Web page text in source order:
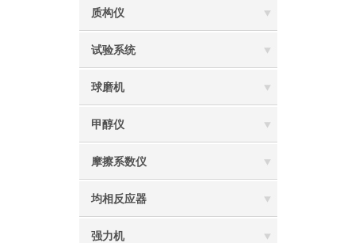
质构仪
试验系统
球磨机
甲醇仪
摩擦系数仪
均相反应器
强力机